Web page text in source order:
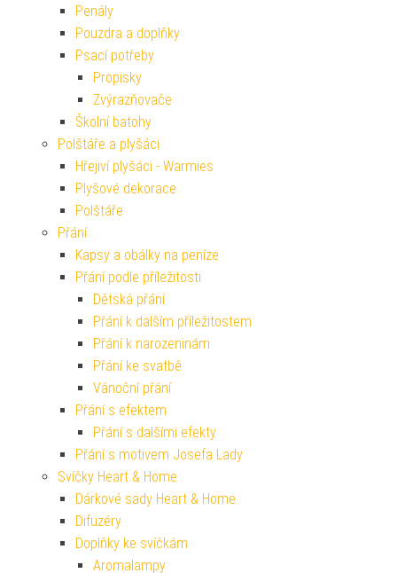
Penály
Pouzdra a doplňky
Psací potřeby
Propisky
Zvýrazňovače
Školní batohy
Polštáře a plyšáci
Hřejiví plyšáci - Warmies
Plyšové dekorace
Polštáře
Přání
Kapsy a obálky na peníze
Přání podle příležitosti
Dětská přání
Přání k dalším příležitostem
Přání k narozeninám
Přání ke svatbě
Vánoční přání
Přání s efektem
Přání s dalšími efekty
Přání s motivem Josefa Lady
Svíčky Heart & Home
Dárkové sady Heart & Home
Difuzéry
Doplňky ke svíčkám
Aromalampy